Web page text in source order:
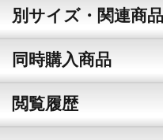
別サイズ・関連商品
同時購入商品
閲覧履歴